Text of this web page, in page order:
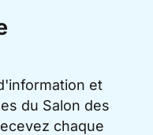
et
du Salon des
chaque